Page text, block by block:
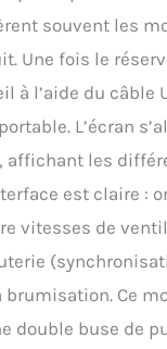
souvent les
Une fois le
à l’aide du câble
L’écran
affichant les
est claire :
vitesses de
brumisation. Ce
double buse de